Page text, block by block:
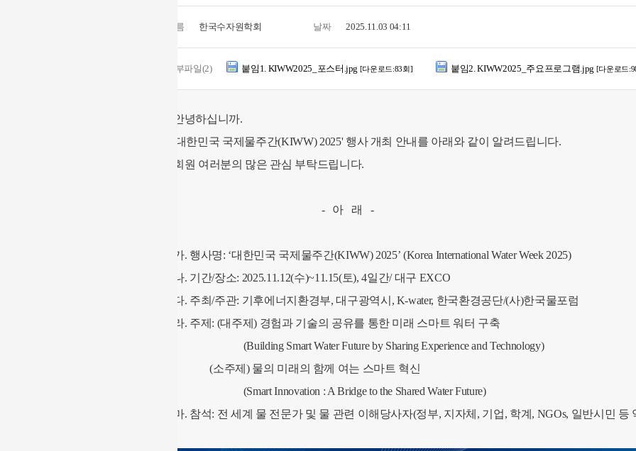
이름 한국수자원학회 날짜 2025.11.03 04:11
첨부파일(2) 붙임1. KIWW2025_포스터.jpg [다운로드:83회] 붙임2. KIWW2025_주요프로그램.jpg [다운로드
안녕하십니까.
'대한민국 국제물주간(KIWW) 2025' 행사 개최 안내를 아래와 같이 알려드립니다.
회원 여러분의 많은 관심 부탁드립니다.
- 아 래 -
가. 행사명: ‘대한민국 국제물주간(KIWW) 2025’ (Korea International Water Week 2025)
나. 기간/장소: 2025.11.12(수)~11.15(토), 4일간/ 대구 EXCO
다. 주최/주관: 기후에너지환경부, 대구광역시, K-water, 한국환경공단/(사)한국물포럼
라. 주제: (대주제) 경험과 기술의 공유를 통한 미래 스마트 워터 구축
(Building Smart Water Future by Sharing Experience and Technology)
(소주제) 물의 미래의 함께 여는 스마트 혁신
(Smart Innovation : A Bridge to the Shared Water Future)
마. 참석: 전 세계 물 전문가 및 물 관련 이해당사자(정부, 지자체, 기업, 학계, NGOs, 일반시민 등